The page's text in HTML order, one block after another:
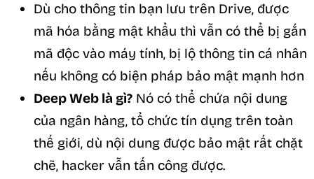
Dù cho thông tin bạn lưu trên Drive, được
mã hóa bằng mật khẩu thì vẫn có thể bị gắn
mã độc vào máy tính, bị lộ thông tin cá nhân
nếu không có biện pháp bảo mật mạnh hơn
Deep Web là gì? Nó có thể chứa nội dung
của ngân hàng, tổ chức tín dụng trên toàn
thế giới, dù nội dung được bảo mật rất chặt
chẽ, hacker vẫn tấn công được.